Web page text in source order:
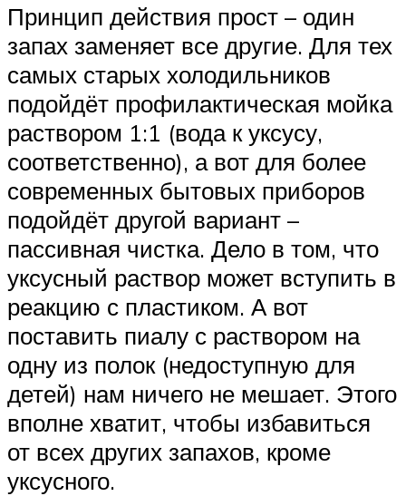
Принцип действия прост – один
запах заменяет все другие. Для тех
самых старых холодильников
подойдёт профилактическая мойка
раствором 1:1 (вода к уксусу,
соответственно), а вот для более
современных бытовых приборов
подойдёт другой вариант –
пассивная чистка. Дело в том, что
уксусный раствор может вступить в
реакцию с пластиком. А вот
поставить пиалу с раствором на
одну из полок (недоступную для
детей) нам ничего не мешает. Этого
вполне хватит, чтобы избавиться
от всех других запахов, кроме
уксусного.